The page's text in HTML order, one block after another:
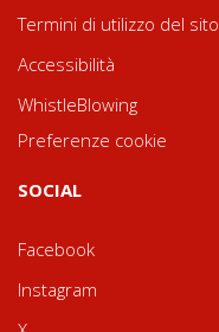
Termini di utilizzo del sito
Accessibilità
WhistleBlowing
Preferenze cookie
SOCIAL
Facebook
Instagram